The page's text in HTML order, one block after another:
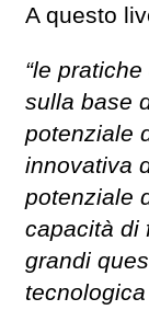
A questo
“le
sulla base
potenziale
innovativa
potenziale
capacità di
grandi